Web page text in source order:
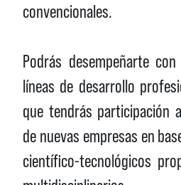
convencionales.
Podrás desempeñarte
líneas de desarrollo
que tendrás participación
de nuevas empresas en
científico-tecnológicos